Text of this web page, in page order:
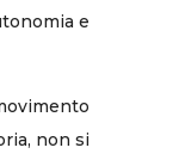
e
non si